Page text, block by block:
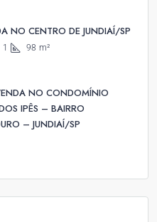
NO CENTRO DE JUNDIAÍ/SP
1 98 m²
NO CONDOMÍNIO
IPÊS – BAIRRO
– JUNDIAÍ/SP